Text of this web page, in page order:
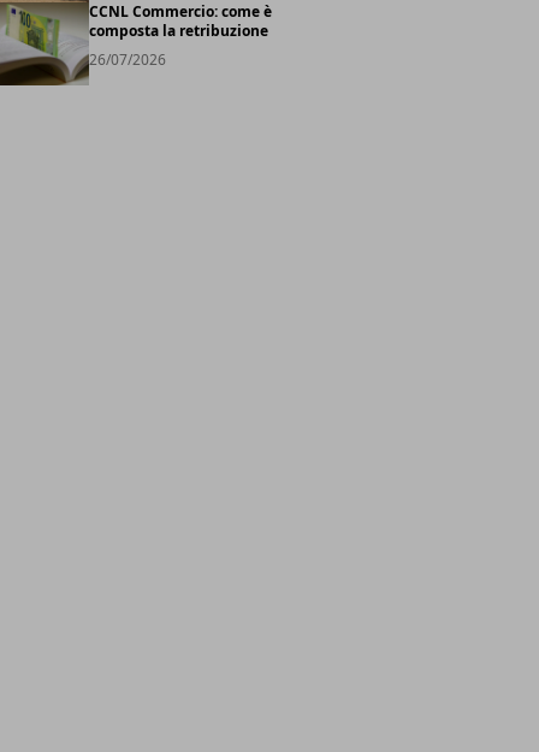
CCNL Commercio: come è
composta la retribuzione
26/07/2026